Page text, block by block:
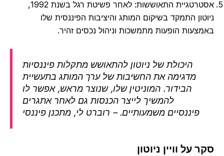
התמקד בשיקום המותג והיציבות הפיננסית שלו
הופעות מתמשכות וניהול נכסים זהיר.
היכולת של ניוטון להתאושש מתקלות פיננסיות
מדגימה את החשיבות של ערך המותג בתעשיית
הבידור. המוניטין שלו, שנוצר מראש, אפשר לו
להמשיך לייצר הכנסות גם לאחר אתגרים
פיננסיים משמעותיים. – רוברט לי, מתכנן פיננסי
על וויין ניוטון